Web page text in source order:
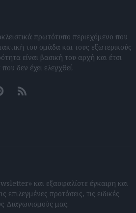
πρωτότυπο περιεχόμενο που
του ομάδα και τους εξωτερικούς
είναι βασική του αρχή και έτσι
δεν έχει ελεγχθεί.
RSS feeds
και εξασφαλίστε έγκαιρη και
επιλεγμένες προτάσεις, τις ειδικές
Διαγωνισμούς μας.